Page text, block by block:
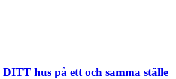
hus på ett och samma ställe